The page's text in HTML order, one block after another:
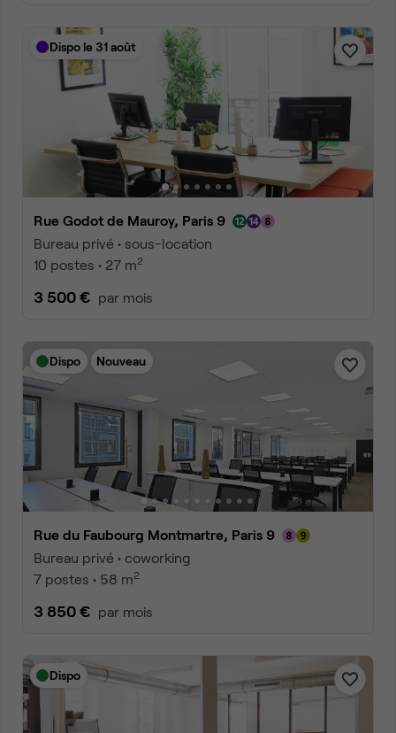
Dispo le 31 août
Rue Godot de Mauroy, Paris 9
Bureau privé • sous-location
10 postes • 27 m2
3 500 € par mois
Dispo Nouveau
Rue du Faubourg Montmartre, Paris 9
Bureau privé • coworking
7 postes • 58 m2
3 850 € par mois
Dispo